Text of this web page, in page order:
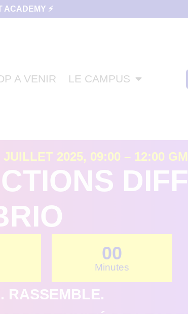
ACADEMY ⚡
A VENIR LE CAMPUS
2025, 09:00 – 12:00
00
Minutes
RASSEMBLE.